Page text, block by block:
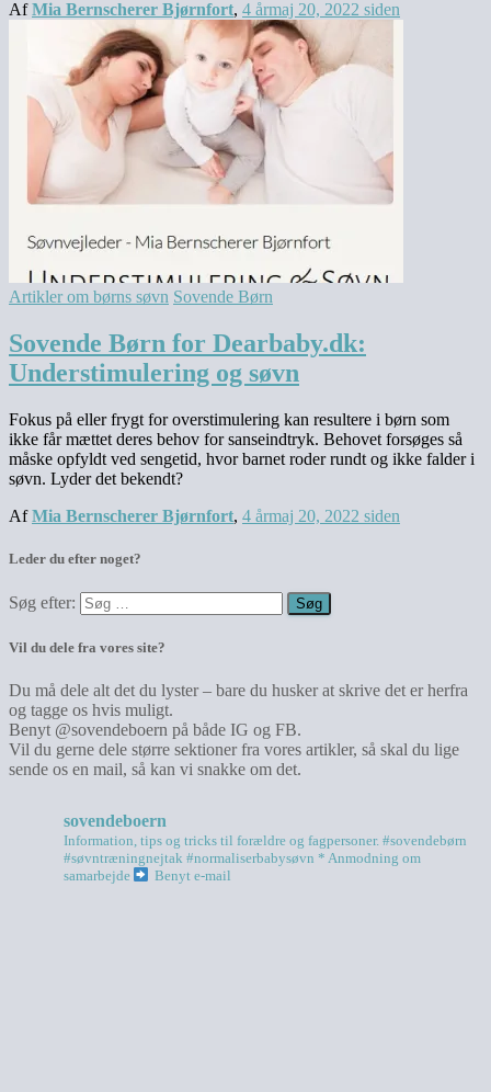
AfMia Bernscherer Bjørnfort, 4 årmaj 20, 2022 siden
Artikler om børns søvn Sovende Børn
Sovende Børn for Dearbaby.dk:
Understimulering og søvn
Fokus på eller frygt for overstimulering kan resultere i børn som
ikke får mættet deres behov for sanseindtryk. Behovet forsøges så
måske opfyldt ved sengetid, hvor barnet roder rundt og ikke falder i
søvn. Lyder det bekendt?
AfMia Bernscherer Bjørnfort, 4 årmaj 20, 2022 siden
Leder du efter noget?
Søg efter:
Vil du dele fra vores site?
Du må dele alt det du lyster – bare du husker at skrive det er herfra
og tagge os hvis muligt.
Benyt @sovendeboern på både IG og FB.
Vil du gerne dele større sektioner fra vores artikler, så skal du lige
sende os en mail, så kan vi snakke om det.
sovendeboern
Information, tips og tricks til forældre og fagpersoner. #sovendebørn
#søvntræningnejtak #normaliserbabysøvn * Anmodning om
samarbejde
Benyt e-mail